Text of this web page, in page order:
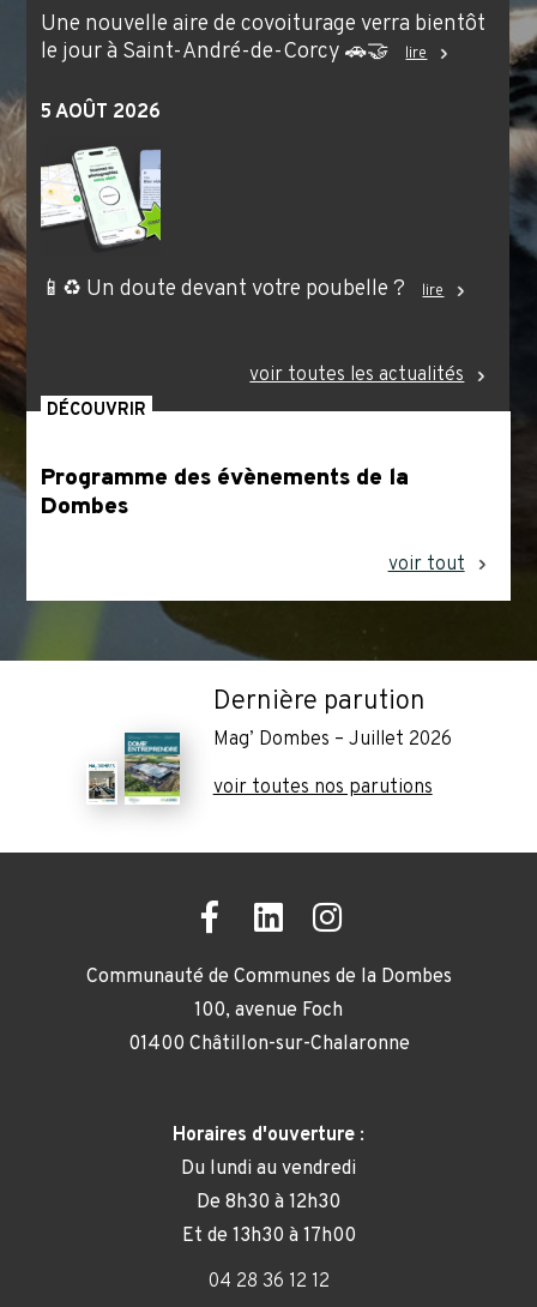
Une nouvelle aire de covoiturage verra bientôt
le jour à Saint-André-de-Corcy 🚗🤝
lire
5 AOÛT 2026
📱♻️ Un doute devant votre poubelle ? lire
voir toutes les actualités
DÉCOUVRIR
Programme des évènements de la
Dombes
voir tout
Dernière parution
Mag’ Dombes – Juillet 2026
voir toutes nos parutions
Communauté de Communes de la Dombes
100, avenue Foch
01400 Châtillon-sur-Chalaronne
Horaires d'ouverture :
Du lundi au vendredi
De 8h30 à 12h30
Et de 13h30 à 17h00
04 28 36 12 12